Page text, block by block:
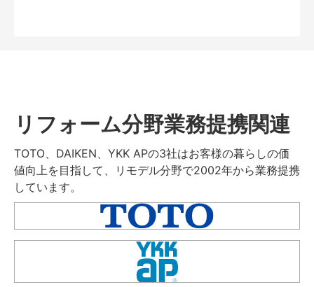
リフォーム分野業務提携関連
TOTO、DAIKEN、YKK APの3社はお客様の暮らしの価
値向上を目指して、リモデル分野で2002年から業務提携
しています。